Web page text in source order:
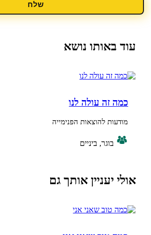
נושא
עולה לנו
להוצאות הפנימייה
ביניים
אותך גם